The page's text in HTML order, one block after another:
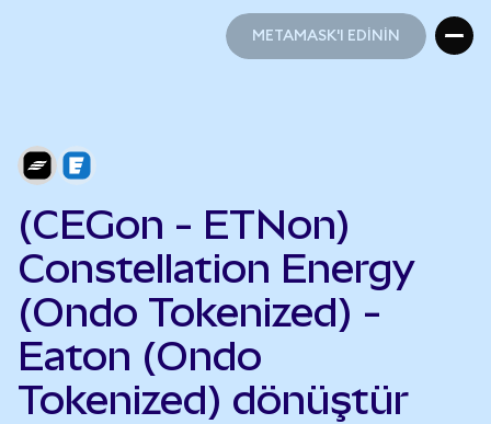
METAMASK'I EDİNİN
(CEGon - ETNon)
Constellation Energy
(Ondo Tokenized) -
Eaton (Ondo
Tokenized) dönüştür